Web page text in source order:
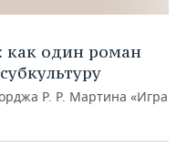
как один роман
Р. Р. Мартина «Игра